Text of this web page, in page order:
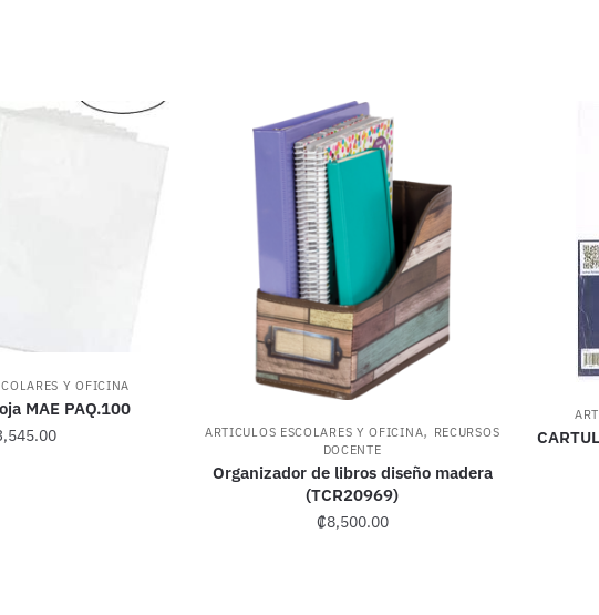
Y OFICINA
MAE PAQ.100
ARTICULOS ESCOLARES Y OFICINA, RECURSOS
DOCENTE
Organizador de libros diseño madera
(TCR20969)
₡8,500.00